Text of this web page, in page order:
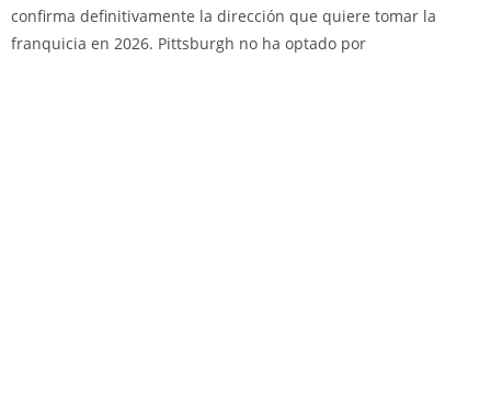
confirma definitivamente la dirección que quiere tomar la
franquicia en 2026. Pittsburgh no ha optado por